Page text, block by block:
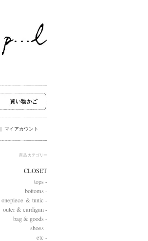
| マイアカウント
商品 カテゴリー
CLOSET
tops -
bottoms -
onepiece ＆ tunic -
outer & cardigan -
bag & goods -
shoes -
etc -